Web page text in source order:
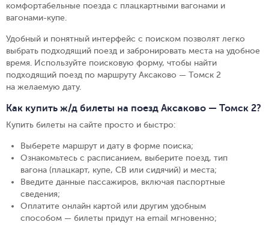
комфортабельные поезда с плацкартными вагонами и
вагонами-купе.
Удобный и понятный интерфейс с поиском позволят легко
выбрать подходящий поезд и забронировать места на удобное
время. Используйте поисковую форму, чтобы найти
подходящий поезд по маршруту Аксаково — Томск 2
на желаемую дату.
Как купить ж/д билеты на поезд Аксаково — Томск 2?
Купить билеты на сайте просто и быстро:
Выберете маршрут и дату в форме поиска;
Ознакомьтесь с расписанием, выберите поезд, тип
вагона (плацкарт, купе, СВ или сидячий) и места;
Введите данные пассажиров, включая паспортные
сведения;
Оплатите онлайн картой или другим удобным
способом — билеты придут на email мгновенно;